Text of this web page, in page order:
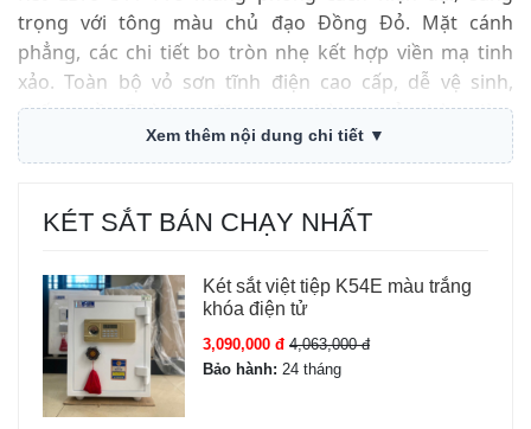
trọng với tông màu chủ đạo Đồng Đỏ. Mặt cánh
phẳng, các chi tiết bo tròn nhẹ kết hợp viền mạ tinh
xảo. Toàn bộ vỏ sơn tĩnh điện cao cấp, dễ vệ sinh,
chống trầy. Phù hợp đặt trong phòng ngủ, phòng làm
việc, văn phòng công ty tại nhà phố hoặc chung cư cao
cấp.
An toàn và chống cháy
Cấu trúc thép đúc đặc 2 lớp với lớp cách nhiệt chuyên
dụng giúp két chịu được nhiệt độ cao trong nhiều giờ
khi hỏa hoạn. Hệ thống 5 chốt khóa ăn sâu kết hợp
bản lề chìm loại bỏ hoàn toàn khả năng cạy phá từ bên
ngoài. Trọng lượng 150kg khiến két không thể bị di dời
Xem thêm nội dung chi tiết ▼
KÉT SẮT BÁN CHẠY NHẤT
Két sắt việt tiệp K54E màu trắng
khóa điện tử
3,090,000 đ 4,063,000 đ
Bảo hành: 24 tháng